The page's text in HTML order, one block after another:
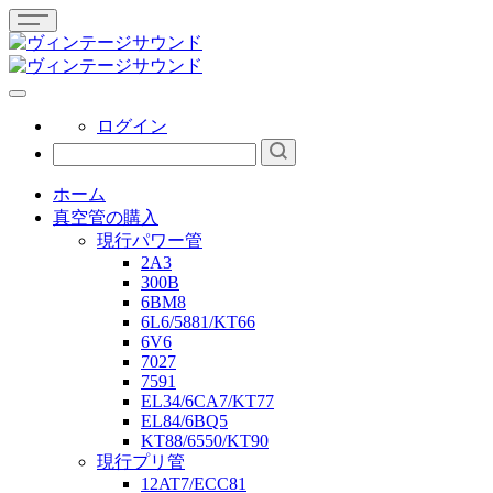
ログイン
ホーム
真空管の購入
現行パワー管
2A3
300B
6BM8
6L6/5881/KT66
6V6
7027
7591
EL34/6CA7/KT77
EL84/6BQ5
KT88/6550/KT90
現行プリ管
12AT7/ECC81